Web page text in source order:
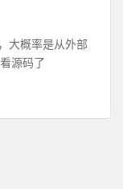
大概率是从外部
源码了